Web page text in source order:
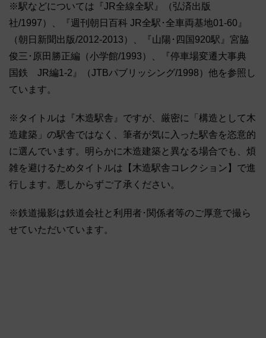
※駅などについては『JR全線全駅』（弘済出版
社/1997）、『週刊朝日百科 JR全駅･全車両基地01-60』
（朝日新聞出版/2012-2013）、『山陽･四国920駅』宮脇
俊三･原田勝正編（小学館/1993）、『停車場変遷大事典
国鉄 JR編1-2』（JTBパブリッシング/1998）他を参照し
ています。
※タイトルは『木造駅舎』ですが、厳密に「構造として木
造建築」の駅舎ではなく、筆者が気に入った駅舎を恣意的
に選んでいます。明らかに木造建築と異なる場合でも、煩
雑を避けるためタイトルは【木造駅舎コレクション】で進
行します。悪しからずご了承ください。
※鉄道撮影は鉄道会社と利用者･関係者等のご厚意で撮ら
せていただいています。